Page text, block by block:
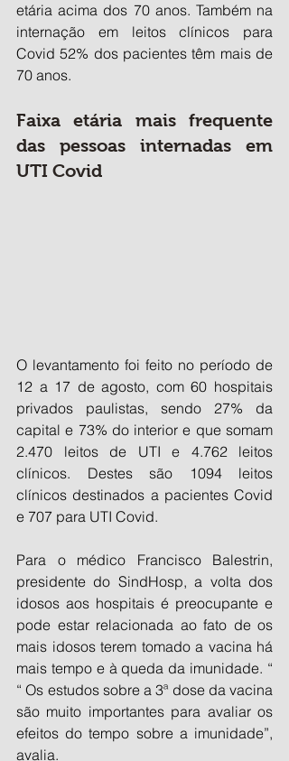
etária acima dos 70 anos. Também na
internação em leitos clínicos para
Covid 52% dos pacientes têm mais de
70 anos.
Faixa etária mais frequente
das pessoas internadas em
UTI Covid
O levantamento foi feito no período de
12 a 17 de agosto, com 60 hospitais
privados paulistas, sendo 27% da
capital e 73% do interior e que somam
2.470 leitos de UTI e 4.762 leitos
clínicos. Destes são 1094 leitos
clínicos destinados a pacientes Covid
e 707 para UTI Covid.
Para o médico Francisco Balestrin,
presidente do SindHosp, a volta dos
idosos aos hospitais é preocupante e
pode estar relacionada ao fato de os
mais idosos terem tomado a vacina há
mais tempo e à queda da imunidade. “
“ Os estudos sobre a 3ª dose da vacina
são muito importantes para avaliar os
efeitos do tempo sobre a imunidade”,
avalia.